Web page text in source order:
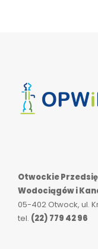
Otwockie
Wodociągów i
05-402 Otwock, ul.
tel. (22) 779 42 96